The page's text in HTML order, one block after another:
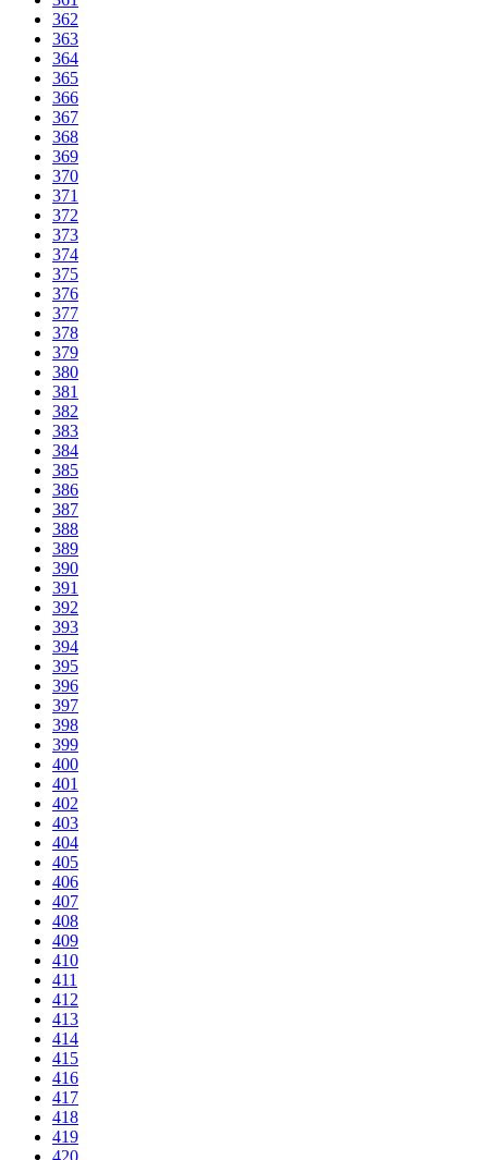
362
363
364
365
366
367
368
369
370
371
372
373
374
375
376
377
378
379
380
381
382
383
384
385
386
387
388
389
390
391
392
393
394
395
396
397
398
399
400
401
402
403
404
405
406
407
408
409
410
411
412
413
414
415
416
417
418
419
420